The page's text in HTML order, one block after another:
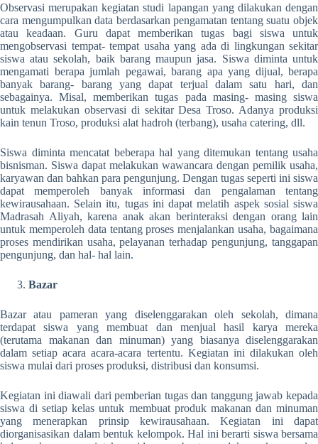
Observasi merupakan kegiatan studi lapangan yang dilakukan dengan
cara mengumpulkan data berdasarkan pengamatan tentang suatu objek
atau keadaan. Guru dapat memberikan tugas bagi siswa untuk
mengobservasi tempat- tempat usaha yang ada di lingkungan sekitar
siswa atau sekolah, baik barang maupun jasa. Siswa diminta untuk
mengamati berapa jumlah pegawai, barang apa yang dijual, berapa
banyak barang- barang yang dapat terjual dalam satu hari, dan
sebagainya. Misal, memberikan tugas pada masing- masing siswa
untuk melakukan observasi di sekitar Desa Troso. Adanya produksi
kain tenun Troso, produksi alat hadroh (terbang), usaha catering, dll.
Siswa diminta mencatat beberapa hal yang ditemukan tentang usaha
bisnisman. Siswa dapat melakukan wawancara dengan pemilik usaha,
karyawan dan bahkan para pengunjung. Dengan tugas seperti ini siswa
dapat memperoleh banyak informasi dan pengalaman tentang
kewirausahaan. Selain itu, tugas ini dapat melatih aspek sosial siswa
Madrasah Aliyah, karena anak akan berinteraksi dengan orang lain
untuk memperoleh data tentang proses menjalankan usaha, bagaimana
proses mendirikan usaha, pelayanan terhadap pengunjung, tanggapan
pengunjung, dan hal- hal lain.
Bazar
Bazar atau pameran yang diselenggarakan oleh sekolah, dimana
terdapat siswa yang membuat dan menjual hasil karya mereka
(terutama makanan dan minuman) yang biasanya diselenggarakan
dalam setiap acara acara-acara tertentu. Kegiatan ini dilakukan oleh
siswa mulai dari proses produksi, distribusi dan konsumsi.
Kegiatan ini diawali dari pemberian tugas dan tanggung jawab kepada
siswa di setiap kelas untuk membuat produk makanan dan minuman
yang menerapkan prinsip kewirausahaan. Kegiatan ini dapat
diorganisasikan dalam bentuk kelompok. Hal ini berarti siswa bersama